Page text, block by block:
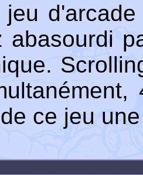
jeu
abasourdi
ce jeu